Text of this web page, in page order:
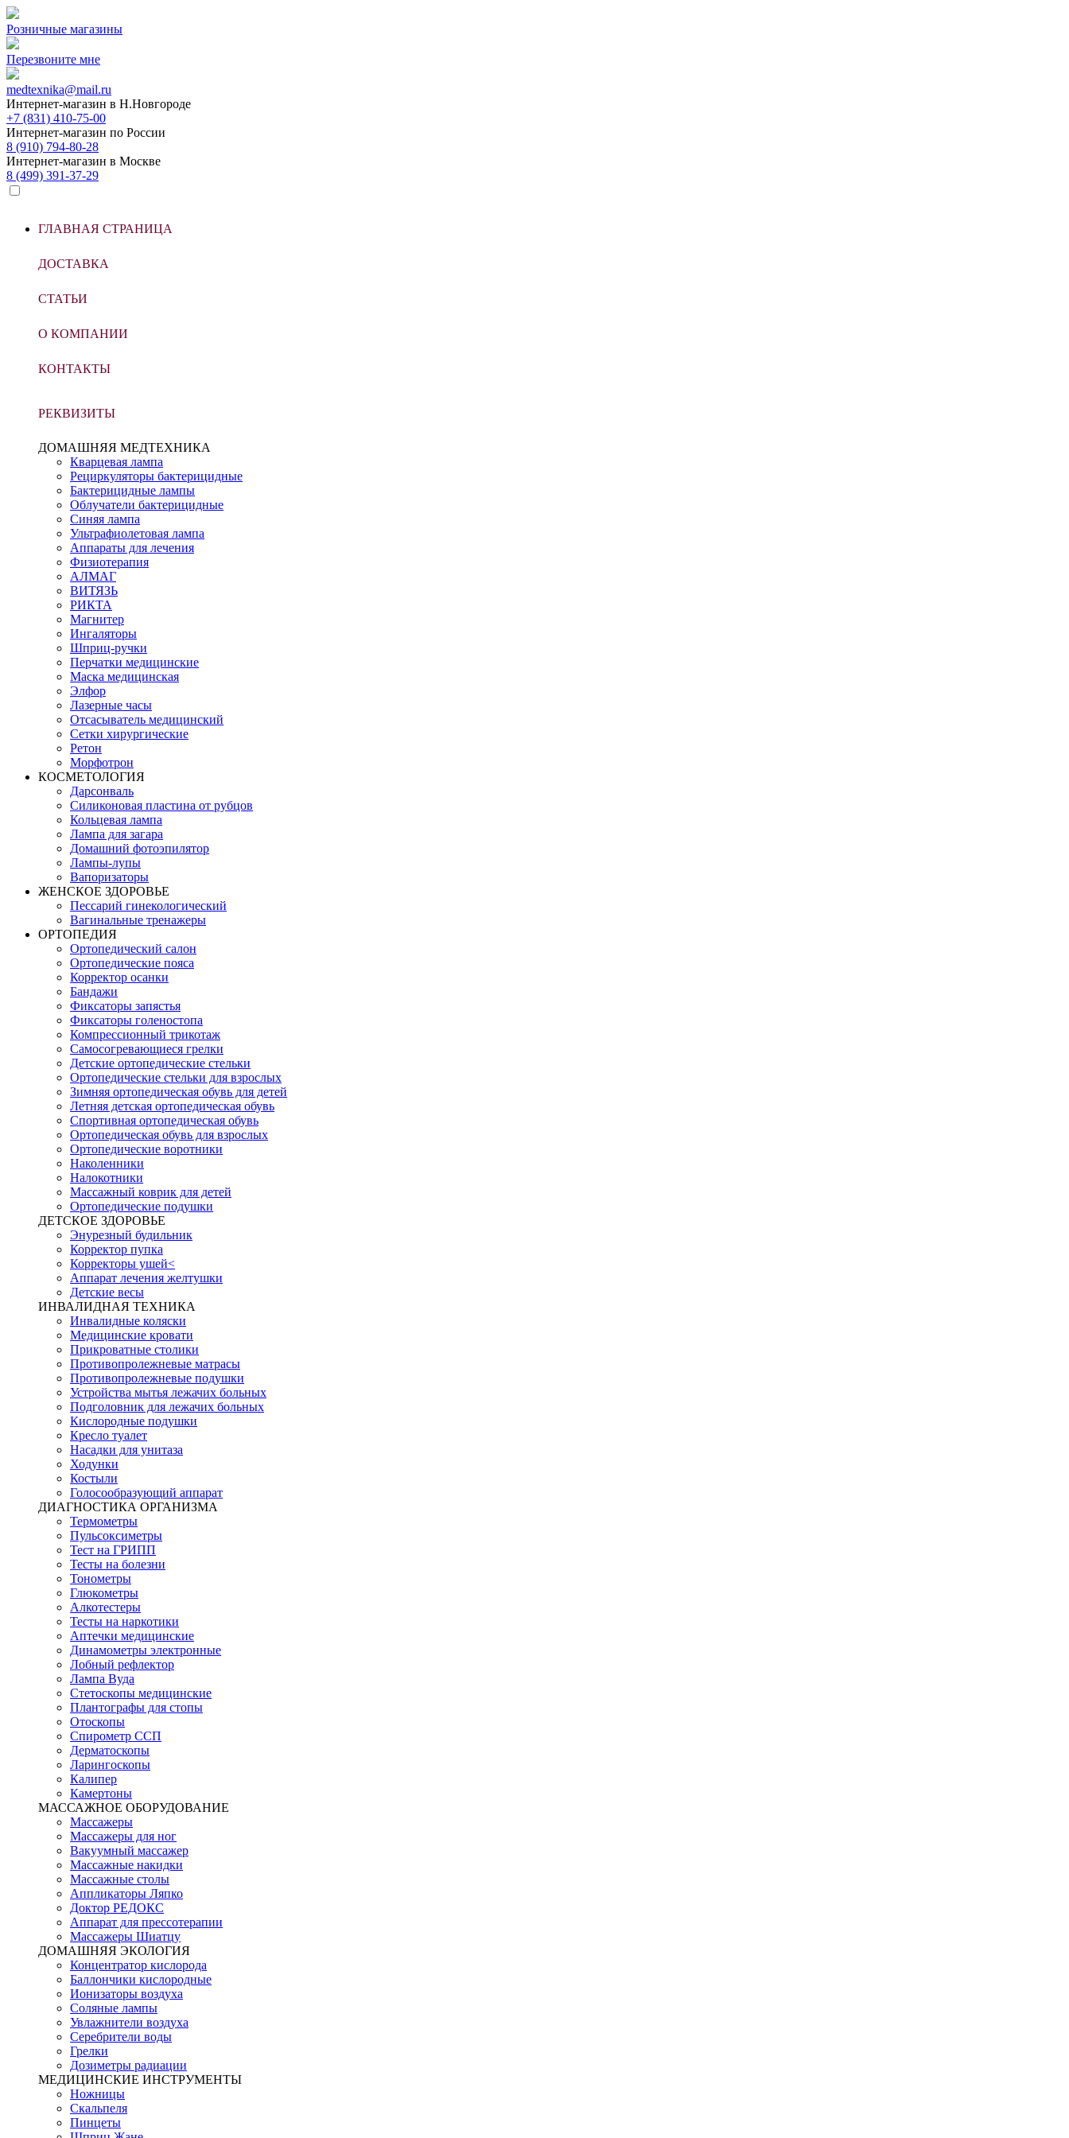
Розничные магазины
Перезвоните мне
medtexnika@mail.ru
Интернет-магазин в Н.Новгороде
+7 (831) 410-75-00
Интернет-магазин по России
8 (910) 794-80-28
Интернет-магазин в Москве
8 (499) 391-37-29
ГЛАВНАЯ СТРАНИЦА
ДОСТАВКА
СТАТЬИ
О КОМПАНИИ
КОНТАКТЫ
РЕКВИЗИТЫ
ДОМАШНЯЯ МЕДТЕХНИКА
Кварцевая лампа
Рециркуляторы бактерицидные
Бактерицидные лампы
Облучатели бактерицидные
Синяя лампа
Ультрафиолетовая лампа
Аппараты для лечения
Физиотерапия
АЛМАГ
ВИТЯЗЬ
РИКТА
Магнитер
Ингаляторы
Шприц-ручки
Перчатки медицинские
Маска медицинская
Элфор
Лазерные часы
Отсасыватель медицинский
Сетки хирургические
Ретон
Морфотрон
КОСМЕТОЛОГИЯ
Дарсонваль
Силиконовая пластина от рубцов
Кольцевая лампа
Лампа для загара
Домашний фотоэпилятор
Лампы-лупы
Вапоризаторы
ЖЕНСКОЕ ЗДОРОВЬЕ
Пессарий гинекологический
Вагинальные тренажеры
ОРТОПЕДИЯ
Ортопедический салон
Ортопедические пояса
Корректор осанки
Бандажи
Фиксаторы запястья
Фиксаторы голеностопа
Компрессионный трикотаж
Самосогревающиеся грелки
Детские ортопедические стельки
Ортопедические стельки для взрослых
Зимняя ортопедическая обувь для детей
Летняя детская ортопедическая обувь
Спортивная ортопедическая обувь
Ортопедическая обувь для взрослых
Ортопедические воротники
Наколенники
Налокотники
Массажный коврик для детей
Ортопедические подушки
ДЕТСКОЕ ЗДОРОВЬЕ
Энурезный будильник
Корректор пупка
Корректоры ушей<
Аппарат лечения желтушки
Детские весы
ИНВАЛИДНАЯ ТЕХНИКА
Инвалидные коляски
Медицинские кровати
Прикроватные столики
Противопролежневые матрасы
Противопролежневые подушки
Устройства мытья лежачих больных
Подголовник для лежачих больных
Кислородные подушки
Кресло туалет
Насадки для унитаза
Ходунки
Костыли
Голосообразующий аппарат
ДИАГНОСТИКА ОРГАНИЗМА
Термометры
Пульсоксиметры
Тест на ГРИПП
Тесты на болезни
Тонометры
Глюкометры
Алкотестеры
Тесты на наркотики
Аптечки медицинские
Динамометры электронные
Лобный рефлектор
Лампа Вуда
Стетоскопы медицинские
Плантографы для стопы
Отоскопы
Спирометр ССП
Дерматоскопы
Ларингоскопы
Калипер
Камертоны
МАССАЖНОЕ ОБОРУДОВАНИЕ
Массажеры
Массажеры для ног
Вакуумный массажер
Массажные накидки
Массажные столы
Аппликаторы Ляпко
Доктор РЕДОКС
Аппарат для прессотерапии
Массажеры Шиатцу
ДОМАШНЯЯ ЭКОЛОГИЯ
Концентратор кислорода
Баллончики кислородные
Ионизаторы воздуха
Соляные лампы
Увлажнители воздуха
Серебрители воды
Грелки
Дозиметры радиации
МЕДИЦИНСКИЕ ИНСТРУМЕНТЫ
Ножницы
Скальпеля
Пинцеты